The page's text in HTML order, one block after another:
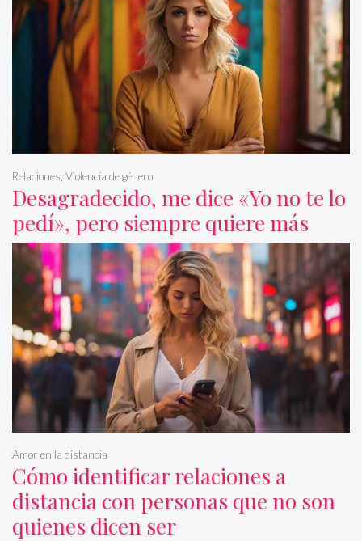
Desagradecido, me dice «Yo no te lo
pedí», pero siempre quiere más
Relaciones Violencia de género
Cómo identificar relaciones a
distancia con personas que no son
quienes dicen ser
Amor en la distancia